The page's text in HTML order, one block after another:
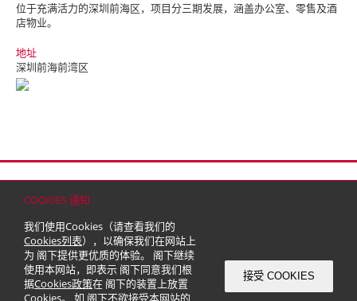
COOKIES 通知
我们使用Cookies（请查看我们的
Cookies列表），以确保我们在网站上
为 阁下提供更优质的体验。 阁下继续
使用本网站，即表示 阁下同意我们根
据Cookies政策在 阁下的装置上放置
Cookies。 如 阁下不欲接受本网站的
接受 COOKIES
位于充满活力的深圳前海区，项目分三期发展，涵盖办公室、零售及酒
店物业。
地址
深圳前海前湾区
© 2026 嘉里建设有限公司 (于百慕达注册成立之有限公司)